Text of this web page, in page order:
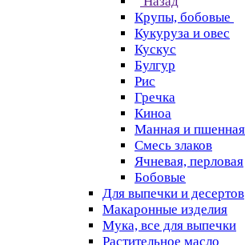
Крупы, бобовые
Кукуруза и овес
Кускус
Булгур
Рис
Гречка
Киноа
Манная и
Смесь злаков
Ячневая, перловая
Бобовые
Для выпечки и десертов
Макаронные изделия
Мука, все для выпечки
Растительное масло